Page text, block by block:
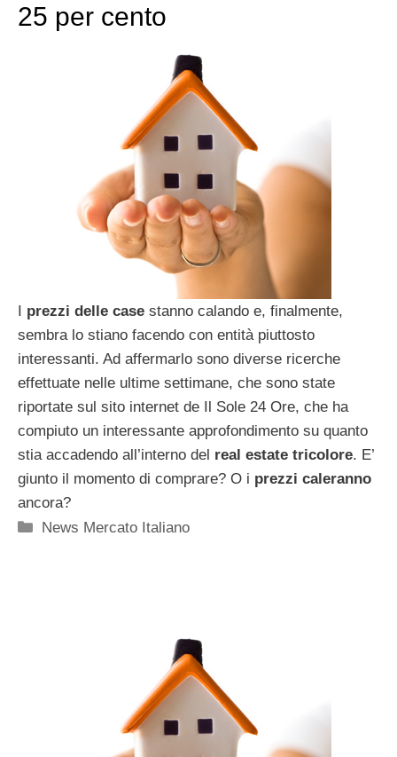
25 per cento
I prezzi delle case stanno calando e, finalmente,
sembra lo stiano facendo con entità piuttosto
interessanti. Ad affermarlo sono diverse ricerche
effettuate nelle ultime settimane, che sono state
riportate sul sito internet de Il Sole 24 Ore, che ha
compiuto un interessante approfondimento su quanto
stia accadendo all’interno del real estate tricolore. E’
giunto il momento di comprare? O i prezzi caleranno
ancora?
Categorie
News Mercato Italiano